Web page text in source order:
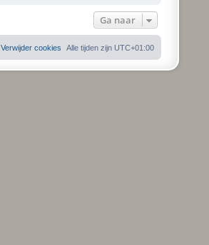
Ga naar
Alle tijden zijn UTC+01:00
Verwijder cookies